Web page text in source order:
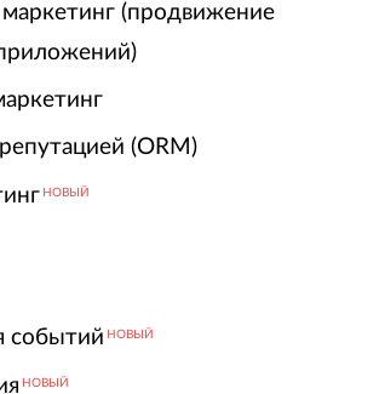
(продвижение
(ORM)
НОВЫЙ
событий НОВЫЙ
НОВЫЙ